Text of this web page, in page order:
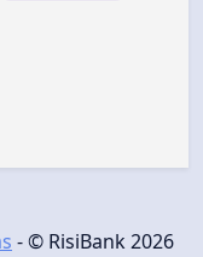
- © RisiBank 2026